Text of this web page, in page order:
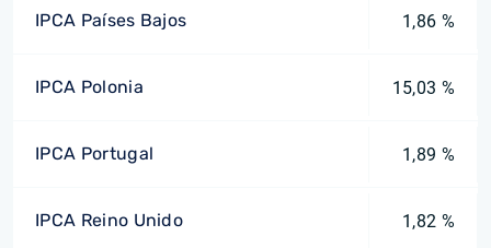
IPCA Países Bajos 1,86 %
IPCA Polonia 15,03 %
IPCA Portugal 1,89 %
IPCA Reino Unido 1,82 %